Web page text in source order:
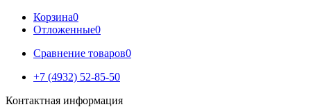
Корзина0
Отложенные0
Сравнение товаров0
+7 (4932) 52-85-50
Контактная информация